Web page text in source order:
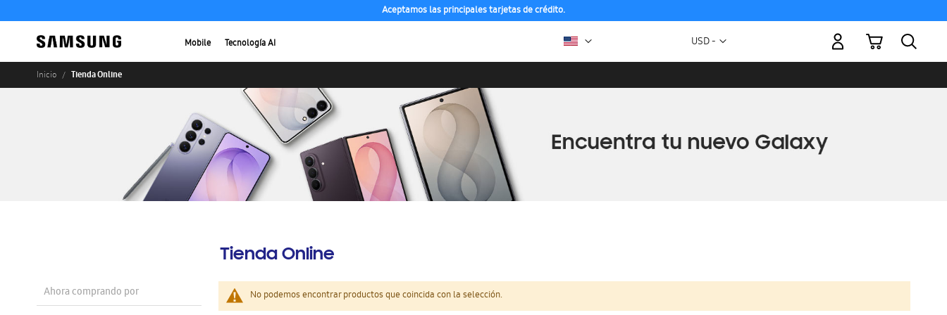
Aceptamos las principales tarjetas de crédito.
Mobile Tecnología AI Moneda
USD -
Mi carrito
Inicio Tienda Online
Tienda Online
No podemos encontrar productos que coincida con la selección.
Ahora comprando por